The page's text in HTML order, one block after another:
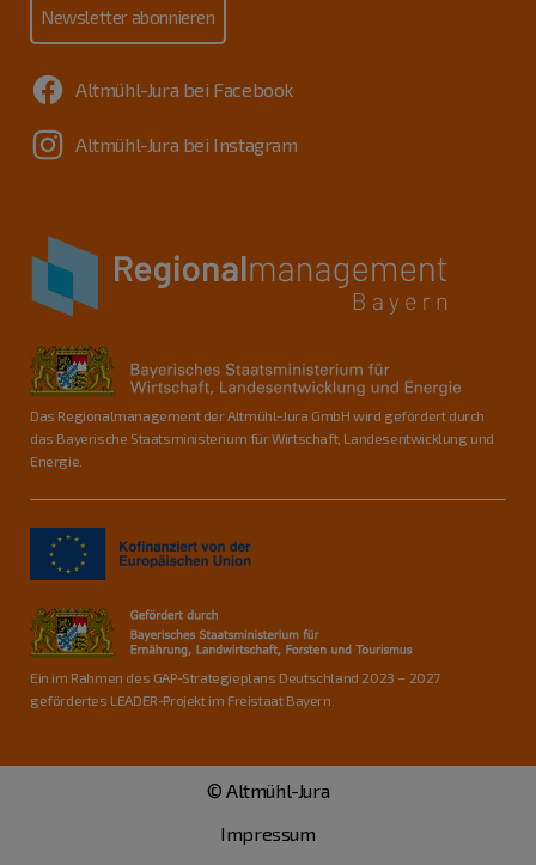
Newsletter abonnieren
Altmühl-Jura bei Facebook
Altmühl-Jura bei Instagram
Das Regionalmanagement der Altmühl-Jura GmbH wird gefördert durch
das Bayerische Staatsministerium für Wirtschaft, Landesentwicklung und
Energie.
Ein im Rahmen des GAP-Strategieplans Deutschland 2023 – 2027
gefördertes LEADER-Projekt im Freistaat Bayern.
© Altmühl-Jura
Impressum